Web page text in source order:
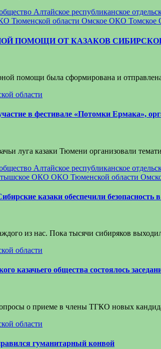
Алтайское республиканское
Тюменской области Омское ОКО
ПОМОЩИ ОТ КАЗАКОВ
помощи была сформирована и
области
в фестивале «Потомки Ермака»,
луга казаки Тюмени организовали
Алтайское республиканское
ОКО ОКО Тюменской области
казаки обеспечили
из нас. Пока тысячи сибиряков
области
казачьего общества состоялось
о приеме в члены ТГКО новых
области
гуманитарный конвой